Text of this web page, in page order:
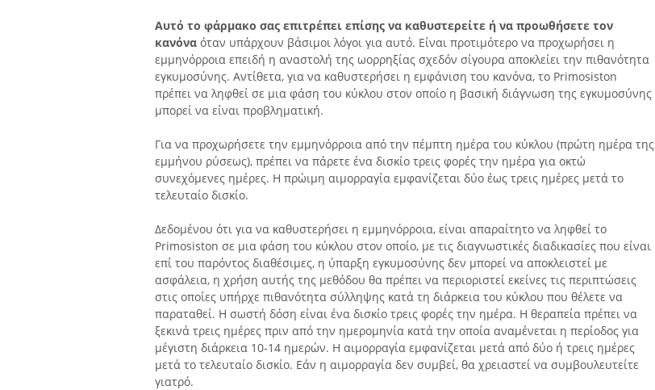
Αυτό το φάρμακο σας επιτρέπει επίσης να καθυστερείτε ή να προωθήσετε τον
κανόνα όταν υπάρχουν βάσιμοι λόγοι για αυτό. Είναι προτιμότερο να προχωρήσει η
εμμηνόρροια επειδή η αναστολή της ωορρηξίας σχεδόν σίγουρα αποκλείει την πιθανότητα
εγκυμοσύνης. Αντίθετα, για να καθυστερήσει η εμφάνιση του κανόνα, το Primosiston
πρέπει να ληφθεί σε μια φάση του κύκλου στον οποίο η βασική διάγνωση της εγκυμοσύνης
μπορεί να είναι προβληματική.
Για να προχωρήσετε την εμμηνόρροια από την πέμπτη ημέρα του κύκλου (πρώτη ημέρα της
εμμήνου ρύσεως), πρέπει να πάρετε ένα δισκίο τρεις φορές την ημέρα για οκτώ
συνεχόμενες ημέρες. Η πρώιμη αιμορραγία εμφανίζεται δύο έως τρεις ημέρες μετά το
τελευταίο δισκίο.
Δεδομένου ότι για να καθυστερήσει η εμμηνόρροια, είναι απαραίτητο να ληφθεί το
Primosiston σε μια φάση του κύκλου στον οποίο, με τις διαγνωστικές διαδικασίες που είναι
επί του παρόντος διαθέσιμες, η ύπαρξη εγκυμοσύνης δεν μπορεί να αποκλειστεί με
ασφάλεια, η χρήση αυτής της μεθόδου θα πρέπει να περιοριστεί εκείνες τις περιπτώσεις
στις οποίες υπήρχε πιθανότητα σύλληψης κατά τη διάρκεια του κύκλου που θέλετε να
παραταθεί. Η σωστή δόση είναι ένα δισκίο τρεις φορές την ημέρα. Η θεραπεία πρέπει να
ξεκινά τρεις ημέρες πριν από την ημερομηνία κατά την οποία αναμένεται η περίοδος για
μέγιστη διάρκεια 10-14 ημερών. Η αιμορραγία εμφανίζεται μετά από δύο ή τρεις ημέρες
μετά το τελευταίο δισκίο. Εάν η αιμορραγία δεν συμβεί, θα χρειαστεί να συμβουλευτείτε
γιατρό.